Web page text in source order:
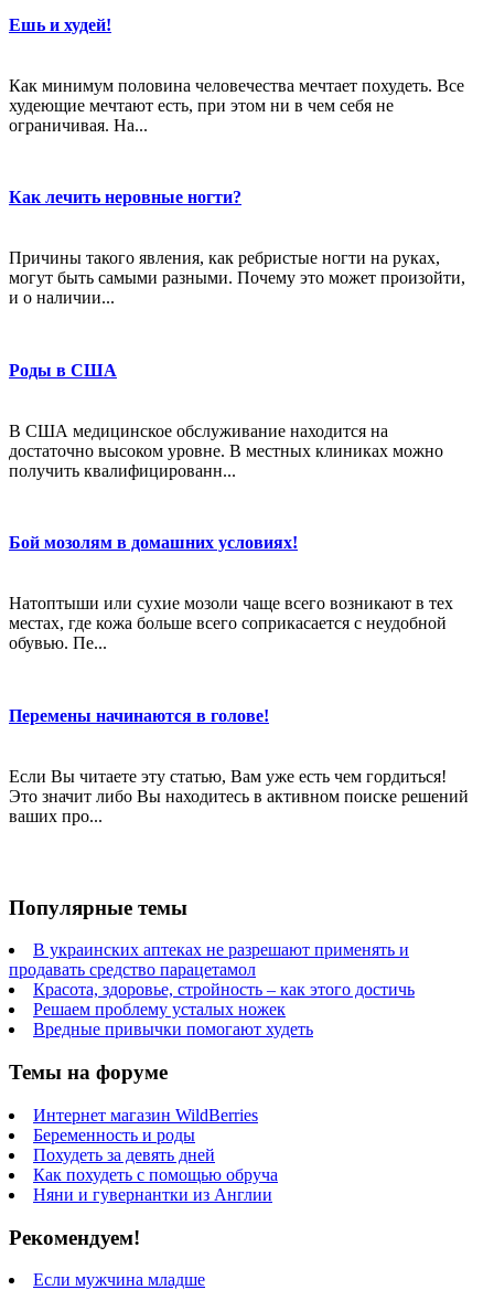
Ешь и худей!
Как минимум половина человечества мечтает похудеть. Все
худеющие мечтают есть, при этом ни в чем себя не
ограничивая. На...
Как лечить неровные ногти?
Причины такого явления, как ребристые ногти на руках,
могут быть самыми разными. Почему это может произойти,
и о наличии...
Роды в США
В США медицинское обслуживание находится на
достаточно высоком уровне. В местных клиниках можно
получить квалифицированн...
Бой мозолям в домашних условиях!
Натоптыши или сухие мозоли чаще всего возникают в тех
местах, где кожа больше всего соприкасается с неудобной
обувью. Пе...
Перемены начинаются в голове!
Если Вы читаете эту статью, Вам уже есть чем гордиться!
Это значит либо Вы находитесь в активном поиске решений
ваших про...
Популярные темы
В украинских аптеках не разрешают применять и
продавать средство парацетамол
Красота, здоровье, стройность – как этого достичь
Решаем проблему усталых ножек
Вредные привычки помогают худеть
Темы на форуме
Интернет магазин WildBerries
Беременность и роды
Похудеть за девять дней
Как похудеть с помощью обруча
Няни и гувернантки из Англии
Рекомендуем!
Если мужчина младше